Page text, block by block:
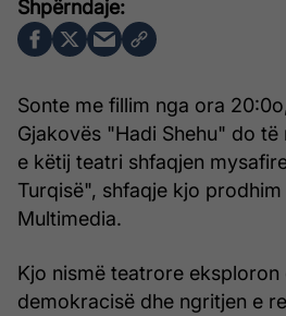
Sonte me fillim nga ora
Gjakovës "Hadi Shehu" do të
e këtij teatri shfaqjen
Turqisë", shfaqje kjo
Multimedia.
Kjo nismë teatrore eksploron
demokracisë dhe ngritjen e